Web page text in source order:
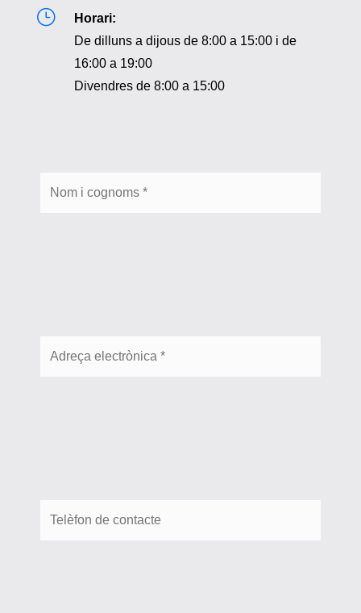
}
Horari:
De dilluns a dijous de 8:00 a 15:00 i de
16:00 a 19:00
Divendres de 8:00 a 15:00